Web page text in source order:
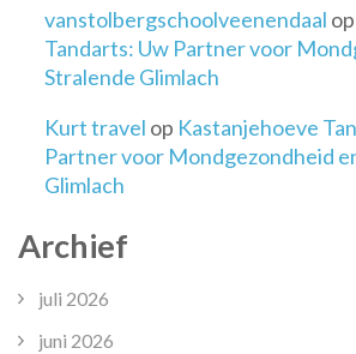
vanstolbergschoolveenendaal op
Tandarts: Uw Partner voor
Stralende Glimlach
Kurt travel op Kastanjehoeve
Partner voor Mondgezondheid
Glimlach
Archief
juli 2026
juni 2026